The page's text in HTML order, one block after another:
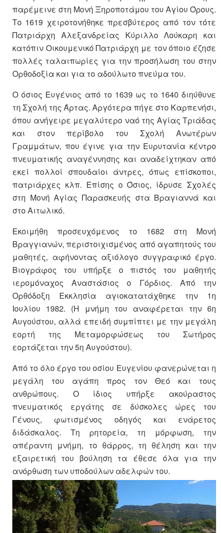
παρέμεινε στη Μονή Ξηροποτάμου του Αγίου Όρους.
Το 1619 χειροτονήθηκε πρεσβύτερος από τον τότε
Πατριάρχη Αλεξανδρείας Κύριλλο Λούκαρη και
κατόπιν Οικουμενικό Πατριάρχη με τον όποιο έζησε
πολλές ταλαιπωρίες για την προσήλωση του στην
Ορθοδοξία και για το αδούλωτο πνεύμα του.
Ο όσιος Ευγένιος από το 1639 ως το 1640 διηύθυνε
τη Σχολή της Άρτας. Αργότερα πήγε στο Καρπενήσι,
όπου ανήγειρε μεγαλύτερο ναό της Αγίας Τριάδας
και στον περίβολο του Σχολή Ανωτέρων
Γραμμάτων, που έγινε για την Ευρυτανία κέντρο
πνευματικής αναγέννησης και αναδείχτηκαν από
εκεί πολλοί σπουδαίοι άντρες, όπως επίσκοποι,
πατριάρχες κλπ. Επίσης ο Όσιος, ίδρυσε Σχολές
στη Μονή Αγίας Παρασκευής στα Βραγιαννά και
στο Αιτωλικό.
Εκοιμήθη προσευχόμενος το 1682 στη Μονή
Βραγγιανών, περιστοιχισμένος από αγαπητούς του
μαθητές, αφήνοντας αξιόλογο συγγραφικό έργο.
Βιογράφος του υπήρξε ο πιστός του μαθητής
ιερομόναχος Αναστάσιος ο Γόρδιος. Από την
Ορθόδοξη Εκκλησία αγιοκατατάχθηκε την 1η
Ιουλίου 1982. (Η μνήμη του αναφέρεται την 6η
Αυγούστου, αλλά επειδή συμπίπτει με την μεγάλη
εορτή της Μεταμορφώσεως του Σωτήρος
εορτάζεται την 5η Αυγούστου).
Από το όλο έργο του οσίου Ευγενίου φανερώνεται η
μεγάλη του αγάπη προς τον Θεό και τους
ανθρώπους. Ο ίδιος υπήρξε ακούραστος
πνευματικός εργάτης σε δύσκολες ώρες του
Γένους, φωτισμένος οδηγός και ενάρετος
διδάσκαλος. Τη ρητορεία, τη μόρφωση, την
απέραντη μνήμη, το θάρρος, τη θέληση και την
εξαιρετική του βούληση τα έθεσε όλα για την
ανόρθωση των υποδούλων αδελφών του.